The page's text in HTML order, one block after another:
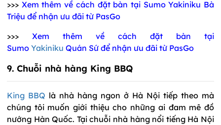
>>> Xem thêm về cách đặt bàn tại SumoYakiniku Bà
Triệu để nhận ưu đãi từ PasGo
>>> Xem thêm về cách đặt bàn tại
Sumo Yakiniku Quán Sứ để nhận ưu đãi từ PasGo
9. Chuỗi nhà hàng King BBQ
King BBQ là nhà hàng ngon ở Hà Nội tiếp theo mà
chúng tôi muốn giới thiệu cho những ai đam mê đồ
nướng Hàn Quốc. Tại chuỗi nhà hàng nổi tiếng Hà Nội